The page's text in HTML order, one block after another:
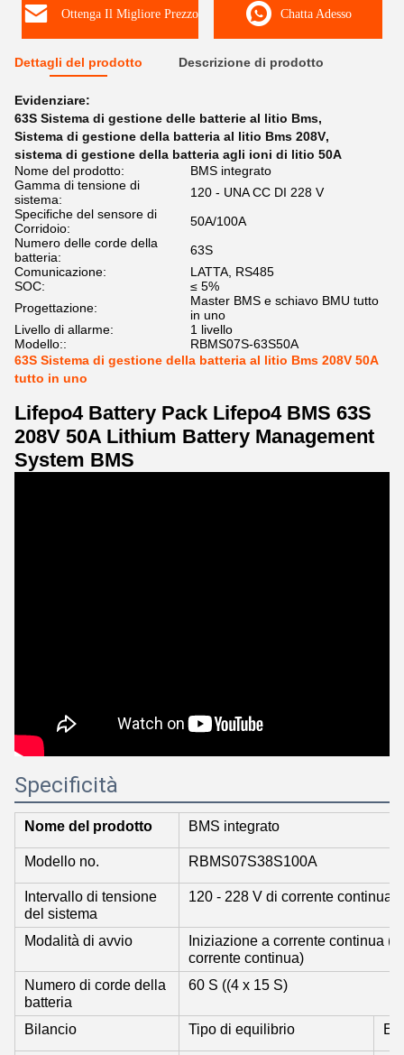
Ottenga Il Migliore Prezzo Chatta Adesso
Dettagli del prodotto Descrizione di prodotto
Evidenziare:
63S Sistema di gestione delle batterie al litio Bms,
Sistema di gestione della batteria al litio Bms 208V,
sistema di gestione della batteria agli ioni di litio 50A
Nome del prodotto:
BMS integrato
Gamma di tensione di
sistema:
120 - UNA CC DI 228 V
Specifiche del sensore di
Corridoio:
50A/100A
Numero delle corde della
batteria:
63S
Comunicazione:
LATTA, RS485
SOC:
≤ 5%
Progettazione:
Master BMS e schiavo BMU tutto
in uno
Livello di allarme:
1 livello
Modello::
RBMS07S-63S50A
63S Sistema di gestione della batteria al litio Bms 208V 50A
tutto in uno
Lifepo4 Battery Pack Lifepo4 BMS 63S
208V 50A Lithium Battery Management
System BMS
Specificità
Nome del prodotto BMS integrato
Modello no. RBMS07S38S100A
Intervallo di tensione
del sistema
120 - 228 V di corrente continua
Modalità di avvio
Iniziazione a corrente continua
corrente continua)
Numero di corde della
batteria
60 S ((4 x 15 S)
Bilancio Tipo di equilibrio